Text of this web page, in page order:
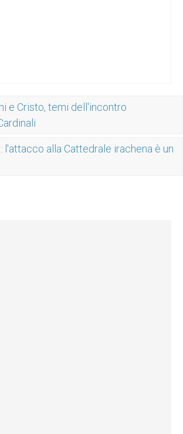
e Cristo, temi dell'incontro
l'attacco alla Cattedrale irachena è un